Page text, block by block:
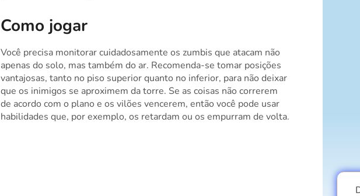
Como jogar
Você precisa monitorar cuidadosamente os zumbis que atacam não
apenas do solo, mas também do ar. Recomenda-se tomar posições
vantajosas, tanto no piso superior quanto no inferior, para não deixar
que os inimigos se aproximem da torre. Se as coisas não correrem
de acordo com o plano e os vilões vencerem, então você pode usar
habilidades que, por exemplo, os retardam ou os empurram de volta.